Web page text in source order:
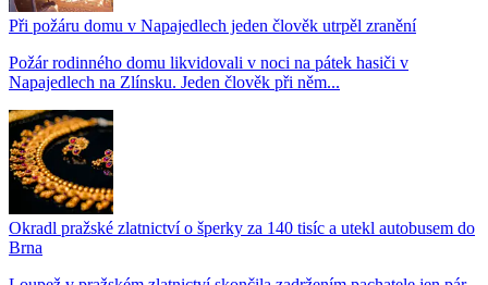
Při požáru domu v Napajedlech jeden člověk utrpěl zranění
Požár rodinného domu likvidovali v noci na pátek hasiči v
Napajedlech na Zlínsku. Jeden člověk při něm...
Okradl pražské zlatnictví o šperky za 140 tisíc a utekl autobusem do
Brna